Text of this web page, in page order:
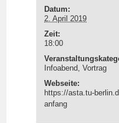
Datum:
2. April 2019
Zeit:
18:00
Infoabend,Vortrag
Webseite:
https://asta.tu-
anfang